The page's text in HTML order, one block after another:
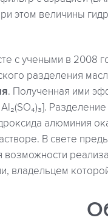
этом величины
с учеными в 2008
разделения
. Полученная ими
алюминия
В свете
возможности
владельцем